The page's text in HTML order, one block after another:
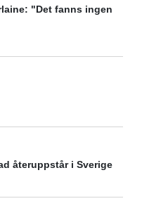
"Det fanns ingen
återuppstår i Sverige